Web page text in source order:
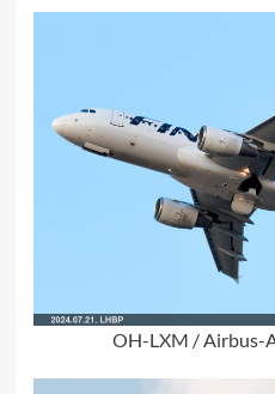
OH-LXM / Airbus-